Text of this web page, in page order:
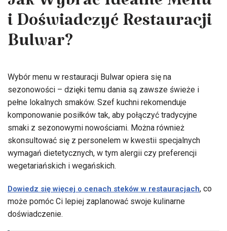
i Doświadczyć Restauracji
Bulwar?
Wybór menu w restauracji Bulwar opiera się na
sezonowości – dzięki temu dania są zawsze świeże i
pełne lokalnych smaków. Szef kuchni rekomenduje
komponowanie posiłków tak, aby połączyć tradycyjne
smaki z sezonowymi nowościami. Można również
skonsultować się z personelem w kwestii specjalnych
wymagań dietetycznych, w tym alergii czy preferencji
wegetariańskich i wegańskich.
Dowiedz się więcej o cenach steków w restauracjach, co
może pomóc Ci lepiej zaplanować swoje kulinarne
doświadczenie.